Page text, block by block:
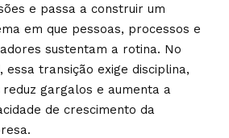
e passa a construir um
em que pessoas, processos e
sustentam a rotina. No
essa transição exige disciplina,
reduz gargalos e aumenta a
de crescimento da